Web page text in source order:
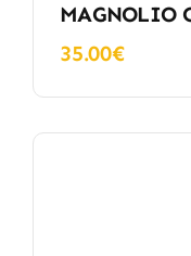
MAGNOLIO
35.00€